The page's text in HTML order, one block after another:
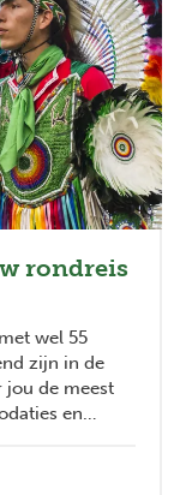
rondreis
wel 55
zijn in de
jou de meest
en